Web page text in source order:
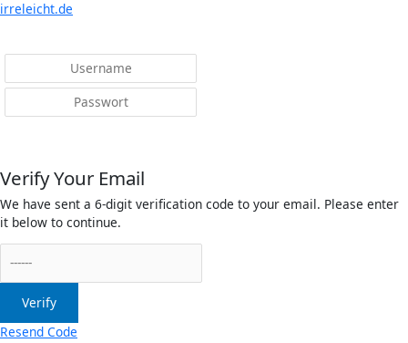
irreleicht.de
Verify Your Email
We have sent a 6-digit verification code to your email. Please enter
it below to continue.
Verify
Resend Code